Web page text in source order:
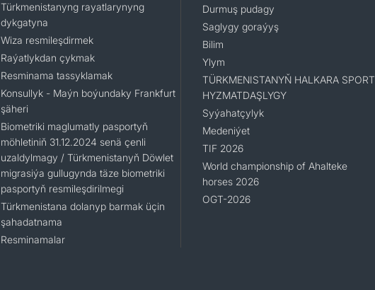
Türkmenistanyng rayatlarynyng
dykgatyna
Wiza resmileşdirmek
Raýatlykdan çykmak
Resminama tassyklamak
Konsullyk - Maýn boýundaky Frankfurt
şäheri
Biometriki maglumatly pasportyň
möhletiniň 31.12.2024 senä çenli
uzaldylmagy / Türkmenistanyň Döwlet
migrasiýa gullugynda täze biometriki
pasportyň resmileşdirilmegi
Türkmenistana dolanyp barmak üçin
şahadatnama
Resminamalar
Durmuş pudagy
Saglygy goraýyş
Bilim
Ylym
TÜRKMENISTANYŇ HALKARA SPORT
HYZMATDAŞLYGY
Syýahatçylyk
Medeniýet
TIF 2026
World championship of Ahalteke
horses 2026
OGT-2026